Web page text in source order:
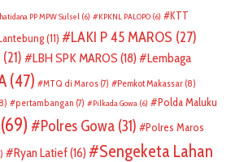
PP MPW Sulsel (6) KPKNL PALOPO (6)
KTT
(11) LAKI P 45 MAROS (27)
(21) LBH SPK MAROS (18)
Lembaga
(47) MTQ di Maros (7) Pemkot Makassar (8)
pertambangan (7) Pilkada Gowa (6)
Polda Maluku
(69) Polres Gowa (31)
Polres Maros
Ryan Latief(16)
Sengeketa Lahan